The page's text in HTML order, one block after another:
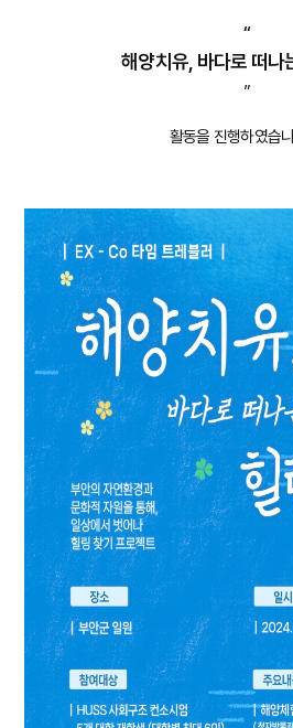
“
해양치유, 바다로 떠나
”
활동을 진행하였습